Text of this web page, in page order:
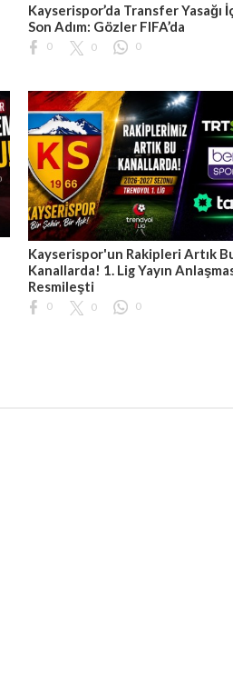
Kayserispor’da Transfer Yasağı
Son Adım: Gözler FIFA’da
0 0 0
Kayserispor'un Rakipleri Artık
Kanallarda! 1. Lig Yayın
Resmileşti
0 0 0